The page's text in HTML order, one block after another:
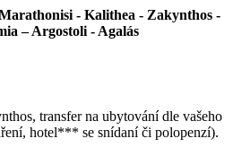
- Kalithea - Zakynthos -
– Argostoli - Agalás
transfer na ubytování dle vašeho
hotel*** se snídaní či polopenzí).